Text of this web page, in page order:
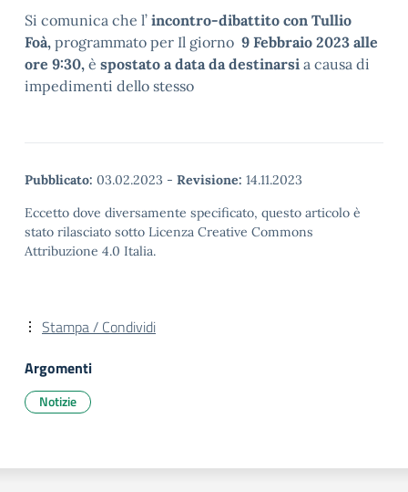
Si comunica che l’ incontro-dibattito con Tullio
Foà, programmato per Il giorno 9 Febbraio 2023 alle
ore 9:30, è spostato a data da destinarsi a causa di
impedimenti dello stesso
Pubblicato: 03.02.2023 - Revisione: 14.11.2023
Eccetto dove diversamente specificato, questo articolo è
stato rilasciato sotto Licenza Creative Commons
Attribuzione 4.0 Italia.
Stampa / Condividi
Argomenti
Notizie